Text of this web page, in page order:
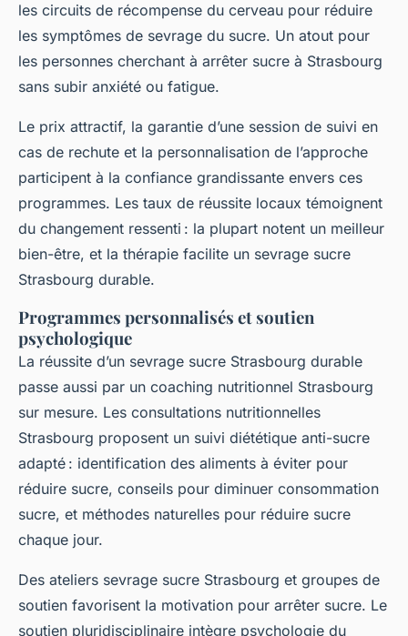
les circuits de récompense du cerveau pour réduire
les symptômes de sevrage du sucre. Un atout pour
les personnes cherchant à arrêter sucre à Strasbourg
sans subir anxiété ou fatigue.
Le prix attractif, la garantie d’une session de suivi en
cas de rechute et la personnalisation de l’approche
participent à la confiance grandissante envers ces
programmes. Les taux de réussite locaux témoignent
du changement ressenti : la plupart notent un meilleur
bien-être, et la thérapie facilite un sevrage sucre
Strasbourg durable.
Programmes personnalisés et soutien
psychologique
La réussite d’un sevrage sucre Strasbourg durable
passe aussi par un coaching nutritionnel Strasbourg
sur mesure. Les consultations nutritionnelles
Strasbourg proposent un suivi diététique anti-sucre
adapté : identification des aliments à éviter pour
réduire sucre, conseils pour diminuer consommation
sucre, et méthodes naturelles pour réduire sucre
chaque jour.
Des ateliers sevrage sucre Strasbourg et groupes de
soutien favorisent la motivation pour arrêter sucre. Le
soutien pluridisciplinaire intègre psychologie du